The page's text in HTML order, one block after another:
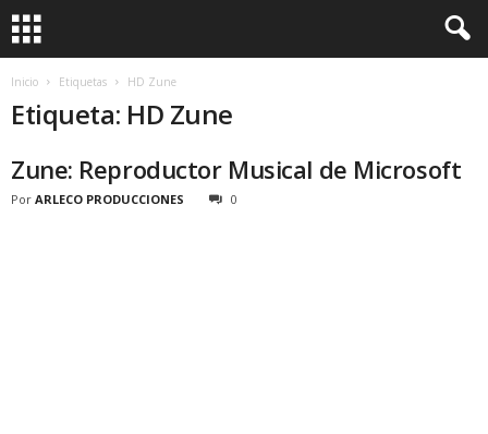
Inicio Etiquetas HD Zune
Etiqueta: HD Zune
Zune: Reproductor Musical de Microsoft
Por ARLECO PRODUCCIONES 0